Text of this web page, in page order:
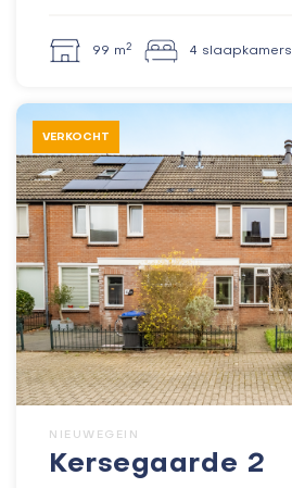
99 m2 4 slaapkamers
VERKOCHT
NIEUWEGEIN
Kersegaarde 2